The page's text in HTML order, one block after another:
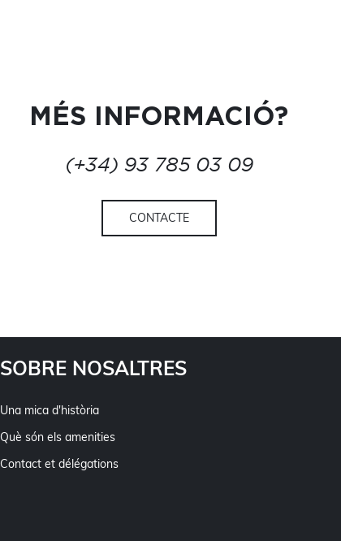
MÉS INFORMACIÓ?
(+34) 93 785 03 09
CONTACTE
SOBRE NOSALTRES
Una mica d'història
Què són els amenities
Contact et délégations